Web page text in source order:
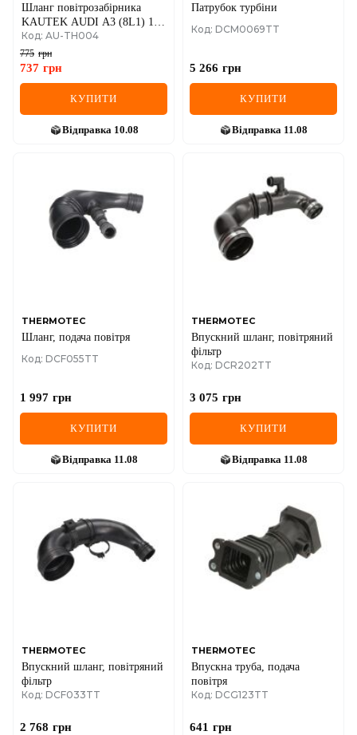
Шланг повітрозабірника
KAUTEK AUDI A3 (8L1) 1.6
96-03, VW GOLF IV (1J1) 1.6
00-05, SKODA OCTAVIA I
1.6 00-10, SEAT LEON (1M1)
Код: AU-TH004
775 грн
737 грн
КУПИТИ
Відправка 10.08
Патрубок турбіни
Код: DCM0069TT
5 266 грн
КУПИТИ
Відправка 11.08
THERMOTEC
Шланг, подача повітря
Код: DCF055TT
1 997 грн
КУПИТИ
Відправка 11.08
THERMOTEC
Впускний шланг, повітряний
фільтр
Код: DCR202TT
3 075 грн
КУПИТИ
Відправка 11.08
THERMOTEC
Впускний шланг, повітряний
фільтр
Код: DCF033TT
2 768 грн
THERMOTEC
Впускна труба, подача
повітря
Код: DCG123TT
641 грн